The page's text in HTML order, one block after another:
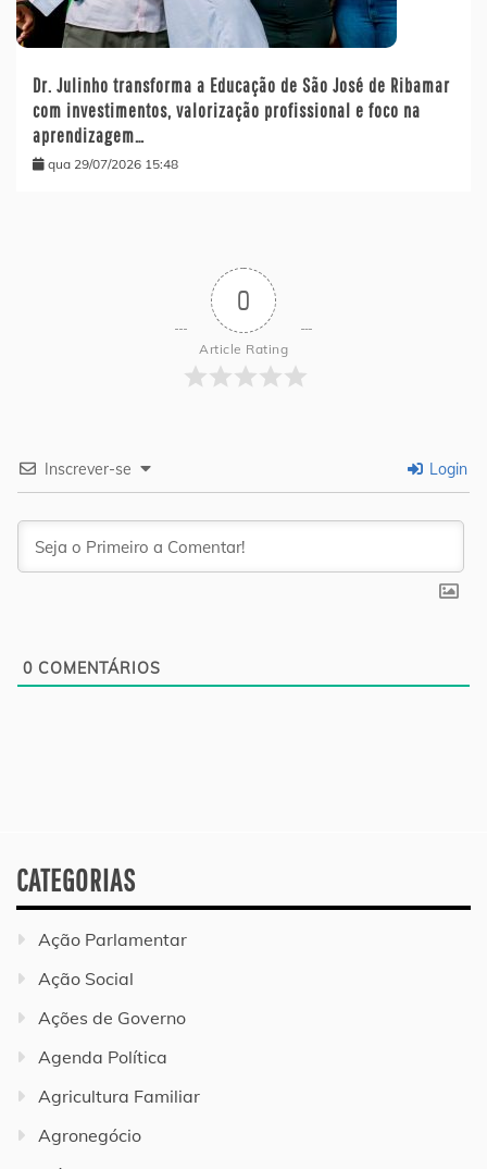
Dr. Julinho transforma a Educação de São José de Ribamar
com investimentos, valorização profissional e foco na
aprendizagem…
qua 29/07/2026 15:48
0
Article Rating
Inscrever-se Login
0 COMENTÁRIOS
CATEGORIAS
Ação Parlamentar
Ação Social
Ações de Governo
Agenda Política
Agricultura Familiar
Agronegócio